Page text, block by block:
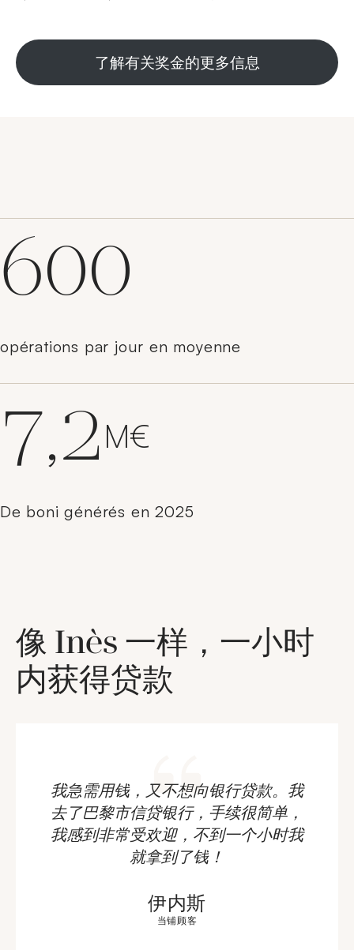
了解有关奖金的更多信息
600
opérations par jour en moyenne
7,2 M€
De boni générés en 2025
像 Inès 一样，一小时
内获得贷款
我急需用钱，又不想向银行贷款。我
去了巴黎市信贷银行，手续很简单，
我感到非常受欢迎，不到一个小时我
就拿到了钱！
伊内斯
当铺顾客